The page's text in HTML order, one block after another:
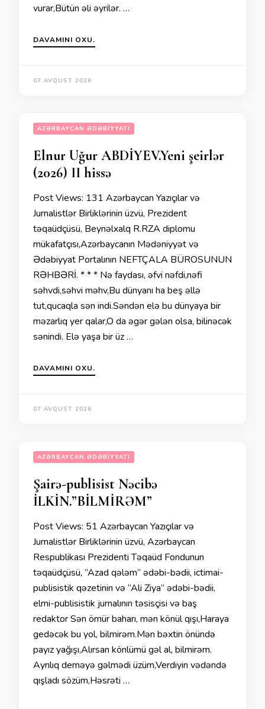
vurar,Bütün əli əyrilər. …
DAVAMINI OXU.
07 AVQUST 2026
AZƏRBAYCAN ƏDƏBIYYATI
Elnur Uğur ABDİYEV.Yeni şeirlər
(2026) II hissə
Post Views: 131 Azərbaycan Yazıçılar və
Jurnalistlər Birliklərinin üzvü, Prezident
təqaüdçüsü, Beynəlxalq R.RZA diplomu
mükafatçısı,Azərbaycanın Mədəniyyət və
Ədəbiyyat Portalının NEFTÇALA BÜROSUNUN
RƏHBƏRİ. * * * Nə faydası, əfvi nəfdi,nəfi
səhvdi,səhvi məhv,Bu dünyanı ha beş əllə
tut,qucaqla sən indi.Səndən elə bu dünyaya bir
məzarlıq yer qalar,O da əgər gələn olsa, bilinəcək
sənindi. Elə yaşa bir üz …
DAVAMINI OXU.
07 AVQUST 2026
AZƏRBAYCAN ƏDƏBIYYATI
Şairə-publisist Nəcibə
İLKİN.”BİLMİRƏM”
Post Views: 51 Azərbaycan Yazıçılar və
Jurnalistlər Birliklərinin üzvü, Azərbaycan
Respublikası Prezidenti Təqaüd Fondunun
təqaüdçüsü, “Azad qələm” ədəbi-bədii, ictimai-
publisistik qəzetinin və “Ali Ziya” ədəbi-bədii,
elmi-publisistik jurnalının təsisçisi və baş
redaktor Sən ömür baharı, mən könül qışı,Haraya
gedəcək bu yol, bilmirəm.Mən bəxtin önündə
payız yağışı,Alırsan könlümü gəl al, bilmirəm.
Ayrılıq deməyə gəlmədi üzüm,Verdiyin vədəndə
qışladı sözüm,Həsrəti …